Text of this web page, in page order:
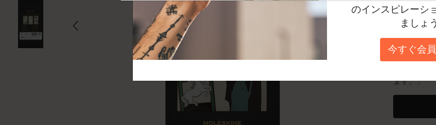
スチューデントカイエジャーナル
ライフプランナー・コレクション
馬年コレクション
サブカテゴリ
サブカテゴリ
数量が1
25個以上
ます。」
のインスピレーシ
ましょ
今すぐ会